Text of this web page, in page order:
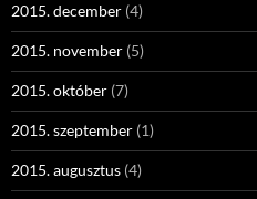
2015. december (4)
2015. november (5)
2015. október (7)
2015. szeptember (1)
2015. augusztus (4)